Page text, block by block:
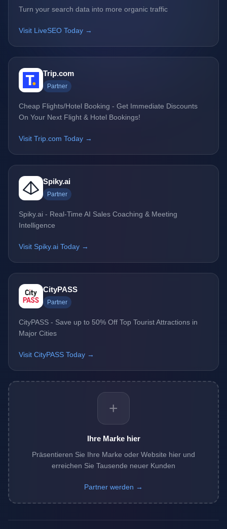
Turn your search data into more organic traffic
Visit LiveSEO Today →
Trip.com
Partner
Cheap Flights/Hotel Booking - Get Immediate Discounts
On Your Next Flight & Hotel Bookings!
Visit Trip.com Today →
Spiky.ai
Partner
Spiky.ai - Real-Time AI Sales Coaching & Meeting
Intelligence
Visit Spiky.ai Today →
CityPASS
Partner
CityPASS - Save up to 50% Off Top Tourist Attractions in
Major Cities
Visit CityPASS Today →
+
Ihre Marke hier
Präsentieren Sie Ihre Marke oder Website hier und
erreichen Sie Tausende neuer Kunden
Partner werden →